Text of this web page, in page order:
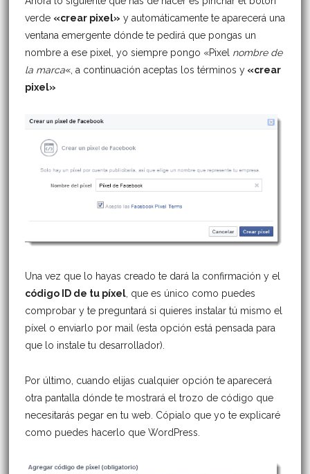
verde «crear pixel» y automáticamente te aparecerá una
ventana emergente dónde te pedirá que pongas un
nombre a ese pixel, yo siempre pongo «Pixel nombre de
la marca«, a continuación aceptas los términos y«crear
pixel»
Una vez que lo hayas creado te dará la confirmación y el
código ID de tu píxel, que es único como puedes
comprobar y te preguntará si quieres instalar tú mismo el
píxel o enviarlo por mail (esta opción está pensada para
que lo instale tu desarrollador).
Por último, cuando elijas cualquier opción te aparecerá
otra pantalla dónde te mostrará el trozo de código que
necesitarás pegar en tu web. Cópialo que yo te explicaré
como puedes hacerlo que WordPress.